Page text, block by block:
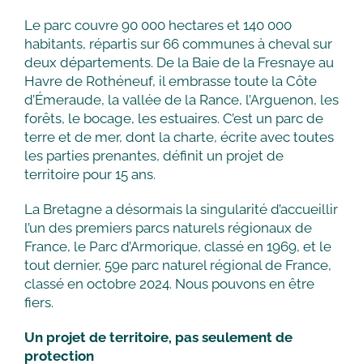
Le parc couvre 90 000 hectares et 140 000
habitants, répartis sur 66 communes à cheval sur
deux départements. De la Baie de la Fresnaye au
Havre de Rothéneuf, il embrasse toute la Côte
d’Émeraude, la vallée de la Rance, l’Arguenon, les
forêts, le bocage, les estuaires. C’est un parc de
terre et de mer, dont la charte, écrite avec toutes
les parties prenantes, définit un projet de
territoire pour 15 ans.
La Bretagne a désormais la singularité d’accueillir
l’un des premiers parcs naturels régionaux de
France, le Parc d’Armorique, classé en 1969, et le
tout dernier, 59e parc naturel régional de France,
classé en octobre 2024. Nous pouvons en être
fiers.
Un projet de territoire, pas seulement de
protection